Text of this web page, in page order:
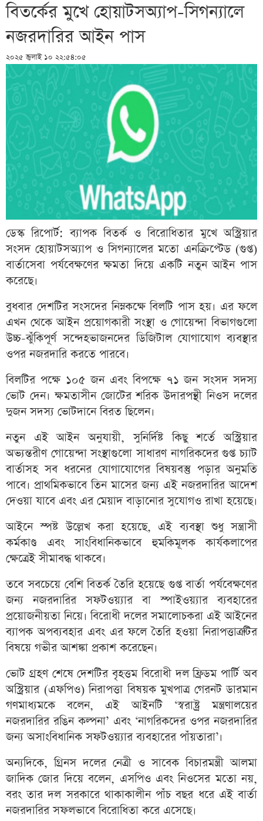
বিতর্কের মুখে হোয়াটসঅ্যাপ-সিগন্যালে
নজরদারির আইন পাস
২০২৫ জুলাই ১০ ২২:৫৪:০৫
ডেস্ক রিপোর্ট: ব্যাপক বিতর্ক ও বিরোধিতার মুখে অস্ট্রিয়ার
সংসদ হোয়াটসঅ্যাপ ও সিগন্যালের মতো এনক্রিপ্টেড (গুপ্ত)
বার্তাসেবা পর্যবেক্ষণের ক্ষমতা দিয়ে একটি নতুন আইন পাস
করেছে।
বুধবার দেশটির সংসদের নিম্নকক্ষে বিলটি পাস হয়। এর ফলে
এখন থেকে আইন প্রয়োগকারী সংস্থা ও গোয়েন্দা বিভাগগুলো
উচ্চ-ঝুঁকিপূর্ণ সন্দেহভাজনদের ডিজিটাল যোগাযোগ ব্যবস্থার
ওপর নজরদারি করতে পারবে।
বিলটির পক্ষে ১০৫ জন এবং বিপক্ষে ৭১ জন সংসদ সদস্য
ভোট দেন। ক্ষমতাসীন জোটের শরিক উদারপন্থী নিওস দলের
দুজন সদস্য ভোটদানে বিরত ছিলেন।
নতুন এই আইন অনুযায়ী, সুনির্দিষ্ট কিছু শর্তে অস্ট্রিয়ার
অভ্যন্তরীণ গোয়েন্দা সংস্থাগুলো সাধারণ নাগরিকদের গুপ্ত চ্যাট
বার্তাসহ সব ধরনের যোগাযোগের বিষয়বস্তু পড়ার অনুমতি
পাবে। প্রাথমিকভাবে তিন মাসের জন্য এই নজরদারির আদেশ
দেওয়া যাবে এবং এর মেয়াদ বাড়ানোর সুযোগও রাখা হয়েছে।
আইনে স্পষ্ট উল্লেখ করা হয়েছে, এই ব্যবস্থা শুধু সন্ত্রাসী
কর্মকাণ্ড এবং সাংবিধানিকভাবে হুমকিমূলক কার্যকলাপের
ক্ষেত্রেই সীমাবদ্ধ থাকবে।
তবে সবচেয়ে বেশি বিতর্ক তৈরি হয়েছে গুপ্ত বার্তা পর্যবেক্ষণের
জন্য নজরদারির সফটওয়্যার বা স্পাইওয়্যার ব্যবহারের
প্রয়োজনীয়তা নিয়ে। বিরোধী দলের সমালোচকরা এই আইনের
ব্যাপক অপব্যবহার এবং এর ফলে তৈরি হওয়া নিরাপত্তাত্রুটির
বিষয়ে গভীর আশঙ্কা প্রকাশ করেছেন।
ভোট গ্রহণ শেষে দেশটির বৃহত্তম বিরোধী দল ফ্রিডম পার্টি অব
অস্ট্রিয়ার (এফপিও) নিরাপত্তা বিষয়ক মুখপাত্র গেরনট ডারমান
গণমাধ্যমকে বলেন, এই আইনটি ‘স্বরাষ্ট্র মন্ত্রণালয়ের
নজরদারির রঙিন কল্পনা’ এবং ‘নাগরিকদের ওপর নজরদারির
জন্য অসাংবিধানিক সফটওয়্যার ব্যবহারের পাঁয়তারা’।
অন্যদিকে, গ্রিনস দলের নেত্রী ও সাবেক বিচারমন্ত্রী আলমা
জাদিক জোর দিয়ে বলেন, এসপিও এবং নিওসের মতো নয়,
বরং তার দল সরকারে থাকাকালীন পাঁচ বছর ধরে এই বার্তা
নজরদারির সফলভাবে বিরোধিতা করে এসেছে।